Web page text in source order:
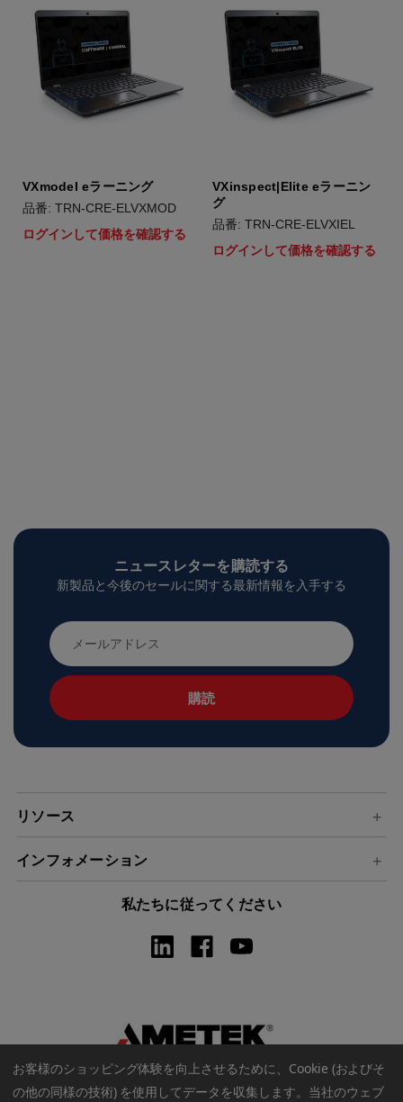
VXmodel eラーニング
品番: TRN-CRE-ELVXMOD
ログインして価格を確認する
VXinspect|Elite eラーニン
グ
品番: TRN-CRE-ELVXIEL
ログインして価格を確認する
ニュースレターを購読する
新製品と今後のセールに関する最新情報を入手する
メ
ー
ル
ア
ド
リソース
インフォメーション
私たちに従ってください
お客様のショッピング体験を向上させるために、Cookie (およびそ
の他の同様の技術) を使用してデータを収集します。 当社のウェブ